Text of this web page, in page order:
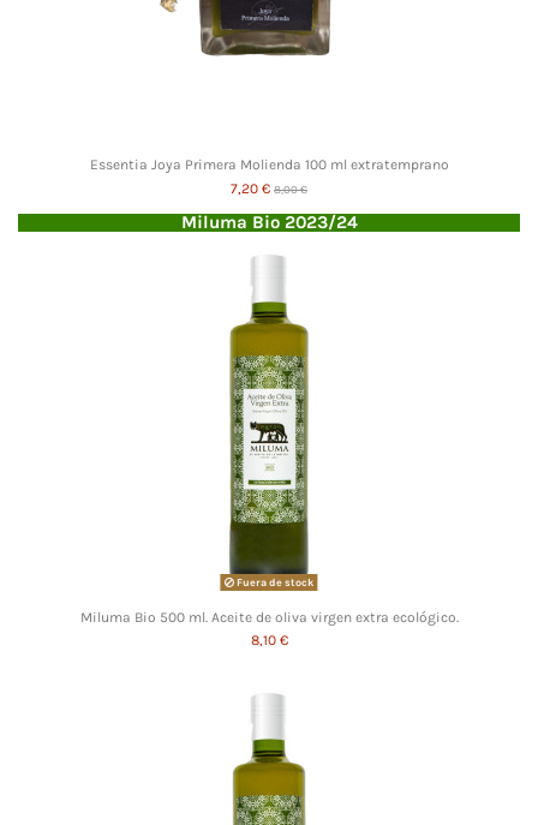
Essentia Joya Primera Molienda 100 ml extratemprano
7,20 € 8,00 €
Miluma Bio 2023/24
Fuera de stock
Miluma Bio 500 ml. Aceite de oliva virgen extra ecológico.
8,10 €